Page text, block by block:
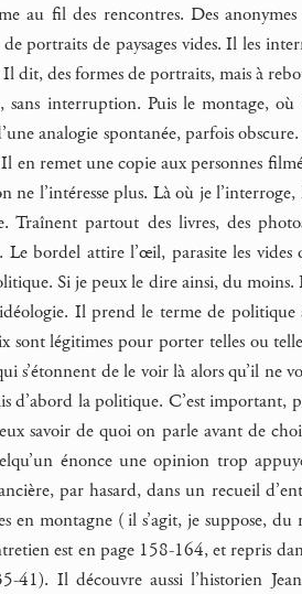
au fil des rencontres. Des
portraits de paysages vides. Il les
dit, des formes de portraits, mais à
sans interruption. Puis le montage,
analogie spontanée, parfois
en remet une copie aux personnes
ne l’intéresse plus. Là où je
Traînent partout des livres, des
Le bordel attire l’œil, parasite les
Si je peux le dire ainsi, du
Il prend le terme de politique
sont légitimes pour porter telles ou
s’étonnent de le voir là alors qu’il ne
d’abord la politique. C’est important,
savoir de quoi on parle avant de
énonce une opinion trop
par hasard, dans un recueil
en montagne ( il s’agit, je suppose,
est en page 158-164, et repris
41). Il découvre aussi l’historien